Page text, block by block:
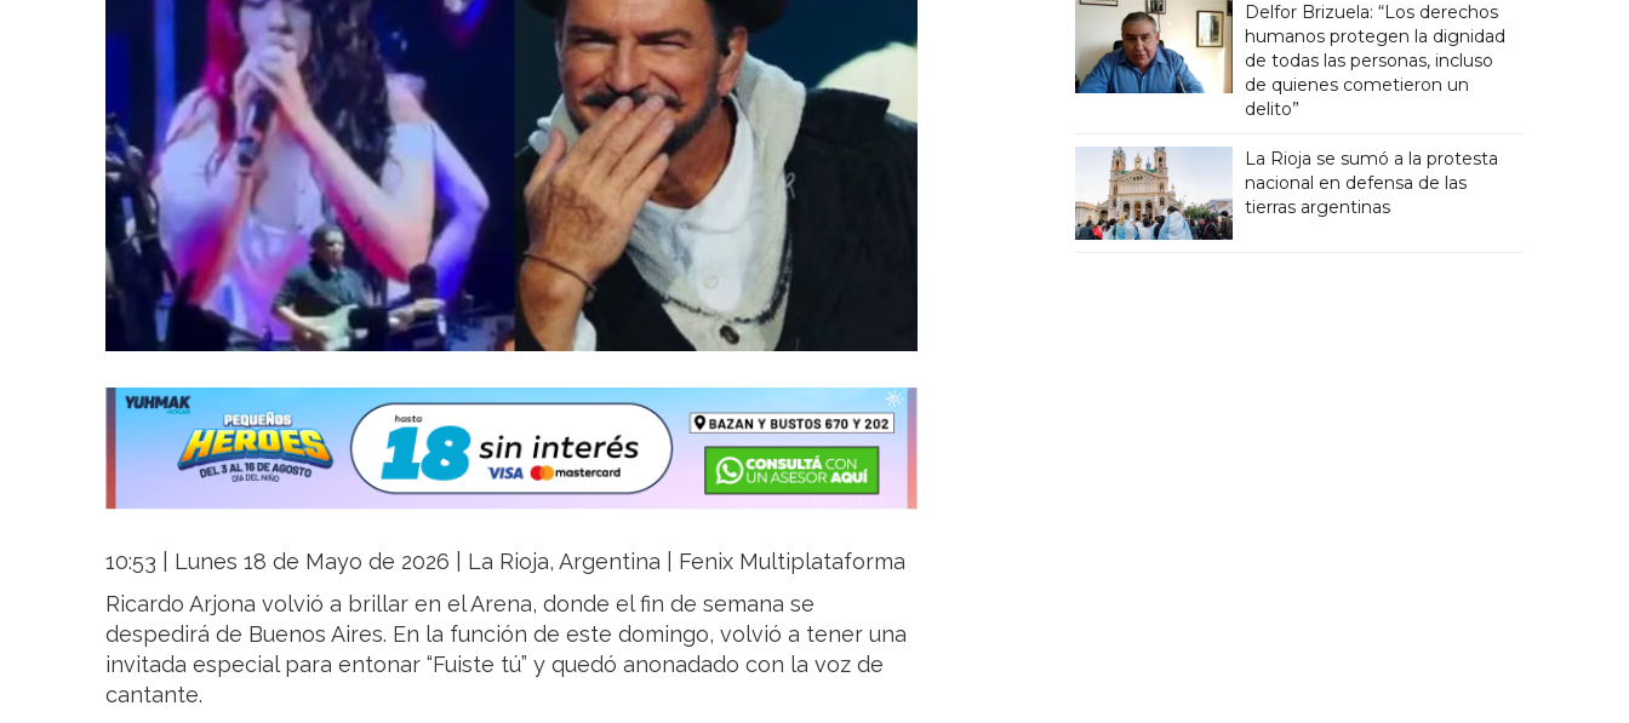
10:53 | Lunes 18 de Mayo de 2026 | La Rioja, Argentina | Fenix Multiplataforma
Ricardo Arjona volvió a brillar en el Arena, donde el fin de semana se
despedirá de Buenos Aires. En la función de este domingo, volvió a tener una
invitada especial para entonar “Fuiste tú” y quedó anonadado con la voz de
cantante.
Delfor Brizuela: “Los derechos
humanos protegen la dignidad
de todas las personas, incluso
de quienes cometieron un
delito”
La Rioja se sumó a la protesta
nacional en defensa de las
tierras argentinas